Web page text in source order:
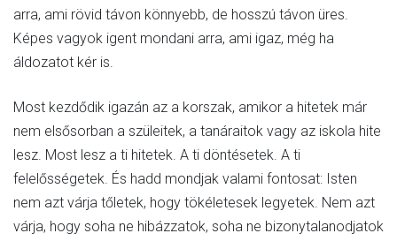
arra, ami rövid távon könnyebb, de hosszú távon üres.
Képes vagyok igent mondani arra, ami igaz, még ha
áldozatot kér is.
Most kezdődik igazán az a korszak, amikor a hitetek már
nem elsősorban a szüleitek, a tanáraitok vagy az iskola hite
lesz. Most lesz a ti hitetek. A ti döntésetek. A ti
felelősségetek. És hadd mondjak valami fontosat: Isten
nem azt várja tőletek, hogy tökéletesek legyetek. Nem azt
várja, hogy soha ne hibázzatok, soha ne bizonytalanodjatok